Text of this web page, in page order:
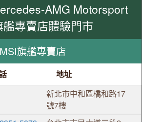
AMG Motorsport
艦專賣店體驗門市
MSI旗艦專賣店
地址
新北市中和區橋和路17
號7樓